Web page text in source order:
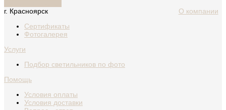
г. Красноярск
О компании
Сертификаты
Фотогалерея
Услуги
Подбор светильников по фото
Помощь
Условия оплаты
Условия доставки